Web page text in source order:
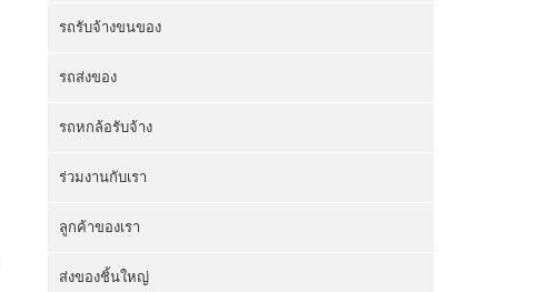
รถรับจ้างขนของ
รถส่งของ
รถหกล้อรับจ้าง
ร่วมงานกับเรา
ลูกค้าของเรา
ส่งของชิ้นใหญ่